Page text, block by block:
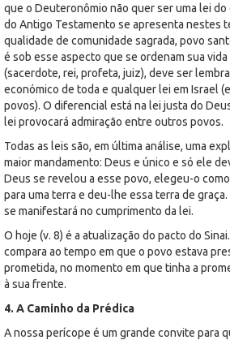
que o Deuteronômio não quer ser uma lei
do Antigo Testamento se apresenta nestes
qualidade de comunidade sagrada, povo
é sob esse aspecto que se ordenam sua
(sacerdote, rei, profeta, juiz), deve ser
económico de toda e qualquer lei em Israel
povos). O diferencial está na lei justa do
lei provocará admiração entre outros povos.
Todas as leis são, em última análise, uma
maior mandamento: Deus e único e só ele
Deus se revelou a esse povo, elegeu-o
para uma terra e deu-lhe essa terra de
se manifestará no cumprimento da lei.
O hoje (v. 8) é a atualização do pacto do
compara ao tempo em que o povo estava
prometida, no momento em que tinha a
à sua frente.
4. A Caminho da Prédica
A nossa perícope é um grande convite para